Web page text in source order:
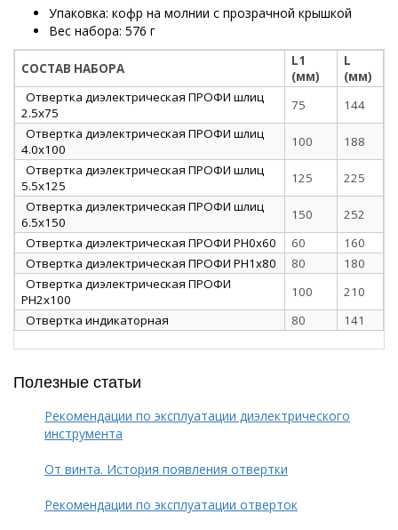
Упаковка: кофр на молнии с прозрачной крышкой
Вес набора: 576 г
СОСТАВ НАБОРА
L1
(мм)
L
(мм)
Отвертка диэлектрическая ПРОФИ шлиц
2.5х75
75
144
Отвертка диэлектрическая ПРОФИ шлиц
4.0х100
100
188
Отвертка диэлектрическая ПРОФИ шлиц
5.5х125
125
225
Отвертка диэлектрическая ПРОФИ шлиц
6.5х150
150
252
Отвертка диэлектрическая ПРОФИ PH0х60
60
160
Отвертка диэлектрическая ПРОФИ PH1х80
80
180
Отвертка диэлектрическая ПРОФИ
PH2х100
100
210
Отвертка индикаторная
80 141
Полезные статьи
Рекомендации по эксплуатации диэлектрического
инструмента
От винта. История появления отвертки
Рекомендации по эксплуатации отверток